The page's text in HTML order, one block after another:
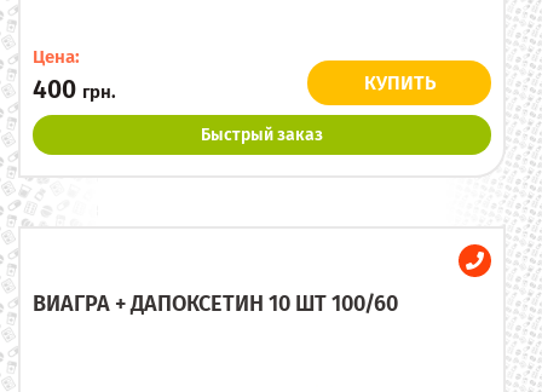
Цена:
400 грн. КУПИТЬ
Быстрый заказ
ВИАГРА + ДАПОКСЕТИН 10 ШТ 100/60